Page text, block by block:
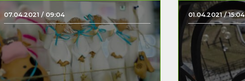
07.04.2021 / 09:04 01.04.2021 / 15:04